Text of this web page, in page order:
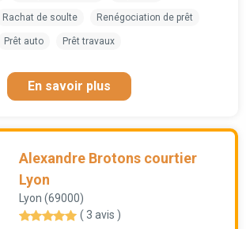
Rachat de soulte Renégociation de prêt
Prêt auto Prêt travaux
En savoir plus
Alexandre Brotons courtier
Lyon
Lyon (69000)
( 3 avis )